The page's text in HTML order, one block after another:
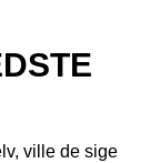
ville de sige